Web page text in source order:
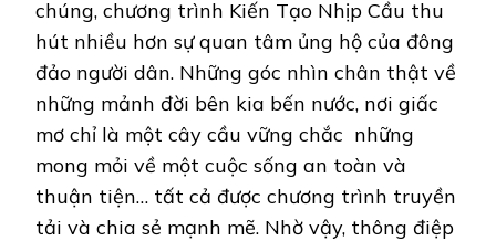
chúng, chương trình Kiến Tạo Nhịp Cầu thu
hút nhiều hơn sự quan tâm ủng hộ của đông
đảo người dân. Những góc nhìn chân thật về
những mảnh đời bên kia bến nước, nơi giấc
mơ chỉ là một cây cầu vững chắc những
mong mỏi về một cuộc sống an toàn và
thuận tiện… tất cả được chương trình truyền
tải và chia sẻ mạnh mẽ. Nhờ vậy, thông điệp